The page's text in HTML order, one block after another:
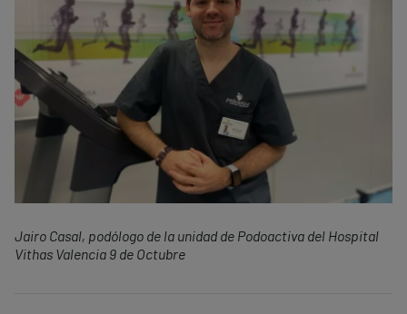
Jairo Casal, podólogo de la unidad de Podoactiva del Hospital
Vithas Valencia 9 de Octubre